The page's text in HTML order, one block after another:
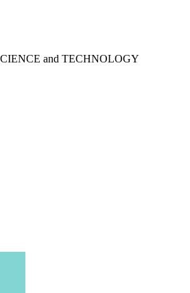
and TECHNOLOGY